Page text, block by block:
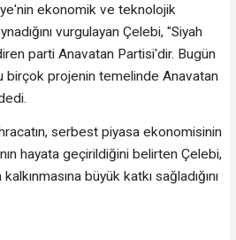
ekonomik ve teknolojik
vurgulayan Çelebi, "Siyah
parti Anavatan Partisi'dir. Bugün
birçok projenin temelinde Anavatan
serbest piyasa ekonomisinin
hayata geçirildiğini belirten Çelebi,
büyük katkı sağladığını